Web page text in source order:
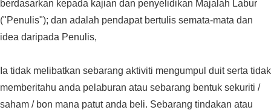
berdasarkan kepada kajian dan penyelidikan Majalah Labur
("Penulis"); dan adalah pendapat bertulis semata-mata dan
idea daripada Penulis,
Ia tidak melibatkan sebarang aktiviti mengumpul duit serta tidak
memberitahu anda pelaburan atau sebarang bentuk sekuriti /
saham / bon mana patut anda beli. Sebarang tindakan atau